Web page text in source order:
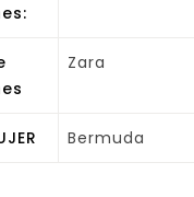
Zara
Bermuda